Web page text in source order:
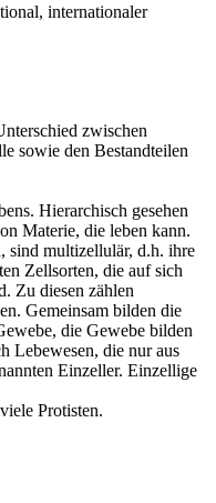
internationaler
zwischen
sowie den Bestandteilen
Hierarchisch gesehen
Materie, die leben kann.
sind multizellulär, d.h. ihre
Zellsorten, die auf sich
Zu diesen zählen
Gemeinsam bilden die
die Gewebe bilden
Lebewesen, die nur aus
Einzeller. Einzellige
Protisten.